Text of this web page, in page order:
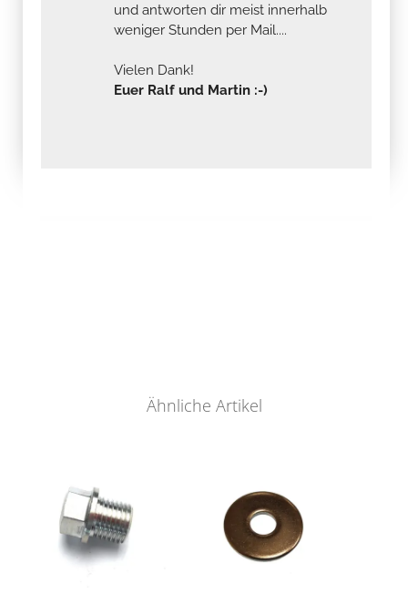
und antworten dir meist innerhalb
weniger Stunden per Mail....
Vielen Dank!
Euer Ralf und Martin :-)
Ähnliche Artikel